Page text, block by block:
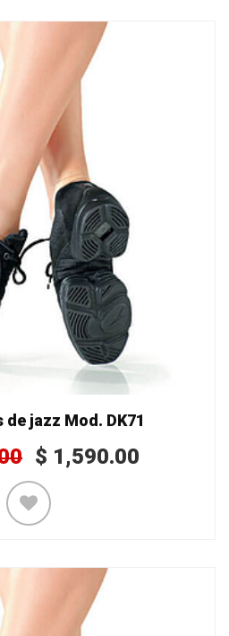
de jazz Mod. DK71
$ 1,590.00